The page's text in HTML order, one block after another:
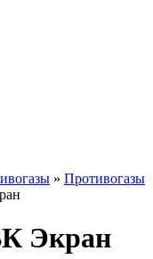
» Противогазы
Экран